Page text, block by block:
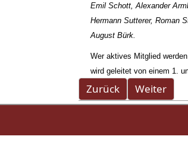
Emil Schott, Alexander
Hermann Sutterer, Roman
August Bürk.
Wer aktives Mitglied
wird geleitet von einem 1.
Vorheriger Beitrag:
Zurück Nächster
Weiter